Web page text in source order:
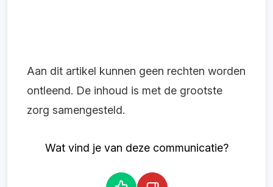
Aan dit artikel kunnen geen rechten worden
ontleend. De inhoud is met de grootste
zorg samengesteld.
Wat vind je van deze communicatie?